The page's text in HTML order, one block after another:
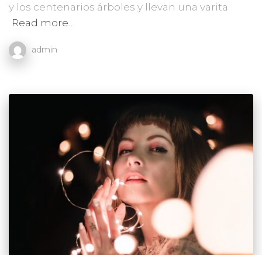
y los centenarios árboles y llevan una varita
Read more…
admin